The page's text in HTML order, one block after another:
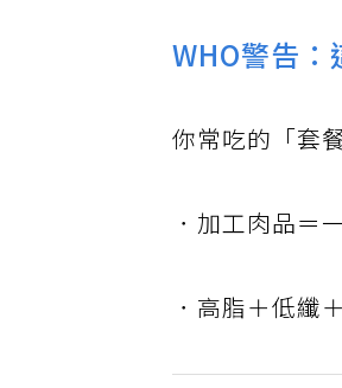
WHO警告
你常吃的「套
．加工肉品＝
．高脂＋低纖